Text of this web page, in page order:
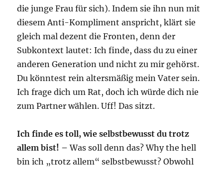
die junge Frau für sich). Indem sie ihn nun mit
diesem Anti-Kompliment anspricht, klärt sie
gleich mal dezent die Fronten, denn der
Subkontext lautet: Ich finde, dass du zu einer
anderen Generation und nicht zu mir gehörst.
Du könntest rein altersmäßig mein Vater sein.
Ich frage dich um Rat, doch ich würde dich nie
zum Partner wählen. Uff! Das sitzt.
Ich finde es toll, wie selbstbewusst du trotz
allem bist! –Was soll denn das? Why the hell
bin ich „trotz allem“ selbstbewusst? Obwohl